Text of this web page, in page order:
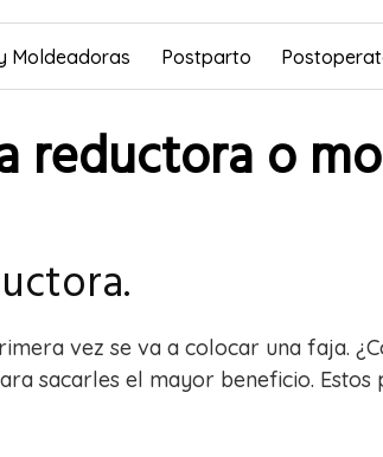
Moldeadoras Postparto
reductora o
vez se va a colocar una faja.
sacarles el mayor beneficio.